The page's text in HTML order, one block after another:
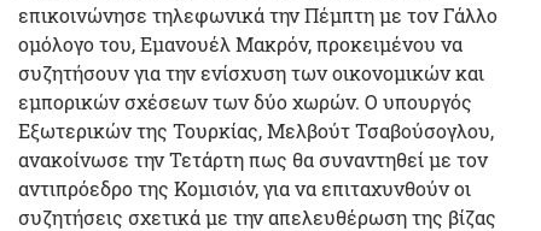
επικοινώνησε τηλεφωνικά την Πέμπτη με τον Γάλλο
ομόλογο του, Εμανουέλ Μακρόν, προκειμένου να
συζητήσουν για την ενίσχυση των οικονομικών και
εμπορικών σχέσεων των δύο χωρών. Ο υπουργός
Εξωτερικών της Τουρκίας, Μελβούτ Τσαβούσογλου,
ανακοίνωσε την Τετάρτη πως θα συναντηθεί με τον
αντιπρόεδρο της Κομισιόν, για να επιταχυνθούν οι
συζητήσεις σχετικά με την απελευθέρωση της βίζας